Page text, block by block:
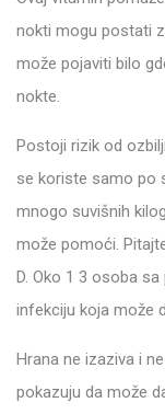
nokti mogu postati
može pojaviti bilo
nokte.
Postoji rizik od
se koriste samo po
mnogo suvišnih
može pomoći.
D. Oko 1 3 osoba
infekciju koja može
Hrana ne izaziva i
pokazuju da može